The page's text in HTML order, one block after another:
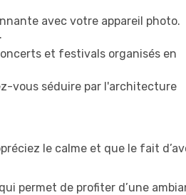
avec votre appareil photo.
et festivals organisés en
vous séduire par l'architecture
le calme et que le fait
permet de profiter d’une